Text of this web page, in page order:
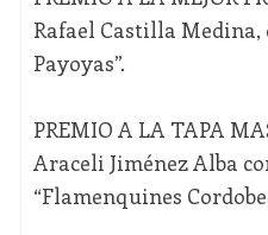
Rafael Castilla Medina,
Payoyas”.
PREMIO A LA TAPA
Araceli Jiménez Alba
“Flamenquines